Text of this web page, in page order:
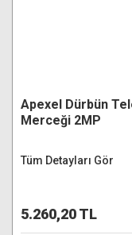
Apexel Dürbün
Merceği 2MP
Tüm Detayları Gör
5.260,20 TL